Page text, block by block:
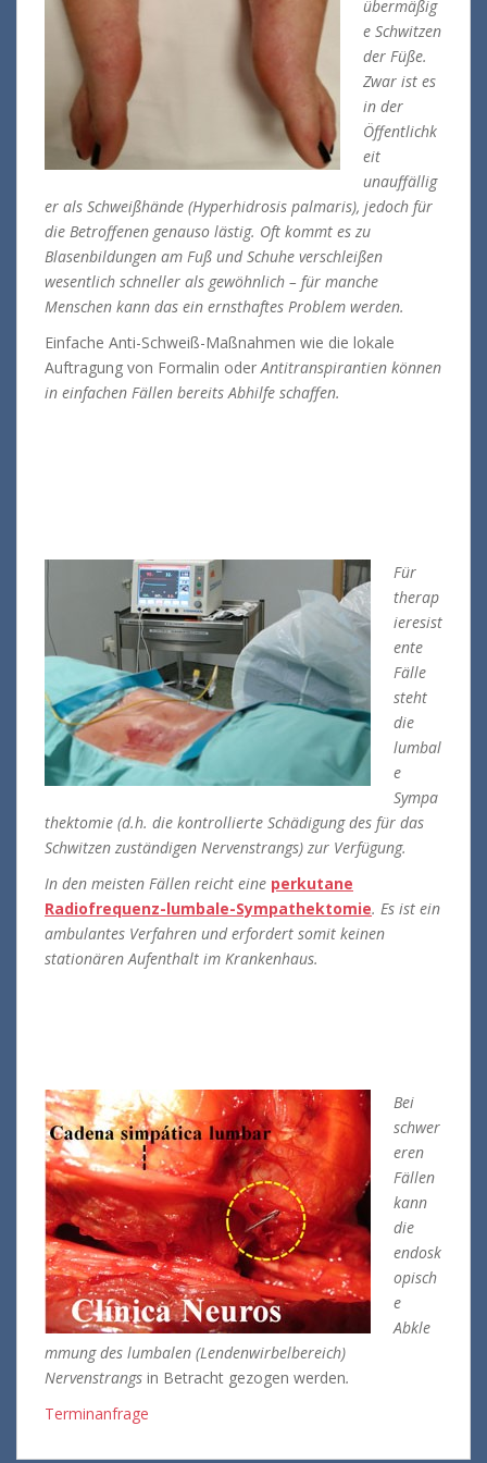
übermäßig
e Schwitzen
der Füße.
Zwar ist es
in der
Öffentlichk
eit
unauffällig
er als Schweißhände (Hyperhidrosis palmaris), jedoch für
die Betroffenen genauso lästig. Oft kommt es zu
Blasenbildungen am Fuß und Schuhe verschleißen
wesentlich schneller als gewöhnlich – für manche
Menschen kann das ein ernsthaftes Problem werden.
Einfache Anti-Schweiß-Maßnahmen wie die lokale
Auftragung von Formalin oderAntitranspirantien können
in einfachen Fällen bereits Abhilfe schaffen.
Für
therap
ieresist
ente
Fälle
steht
die
lumbal
e
Sympa
thektomie (d.h. die kontrollierte Schädigung des für das
Schwitzen zuständigen Nervenstrangs) zur Verfügung.
In den meisten Fällen reicht eine perkutane
Radiofrequenz-lumbale-Sympathektomie. Es ist ein
ambulantes Verfahren und erfordert somit keinen
stationären Aufenthalt im Krankenhaus.
Bei
schwer
eren
Fällen
kann
die
endosk
opisch
e
Abkle
mmung des lumbalen (Lendenwirbelbereich)
Nervenstrangs in Betracht gezogen werden.
Terminanfrage